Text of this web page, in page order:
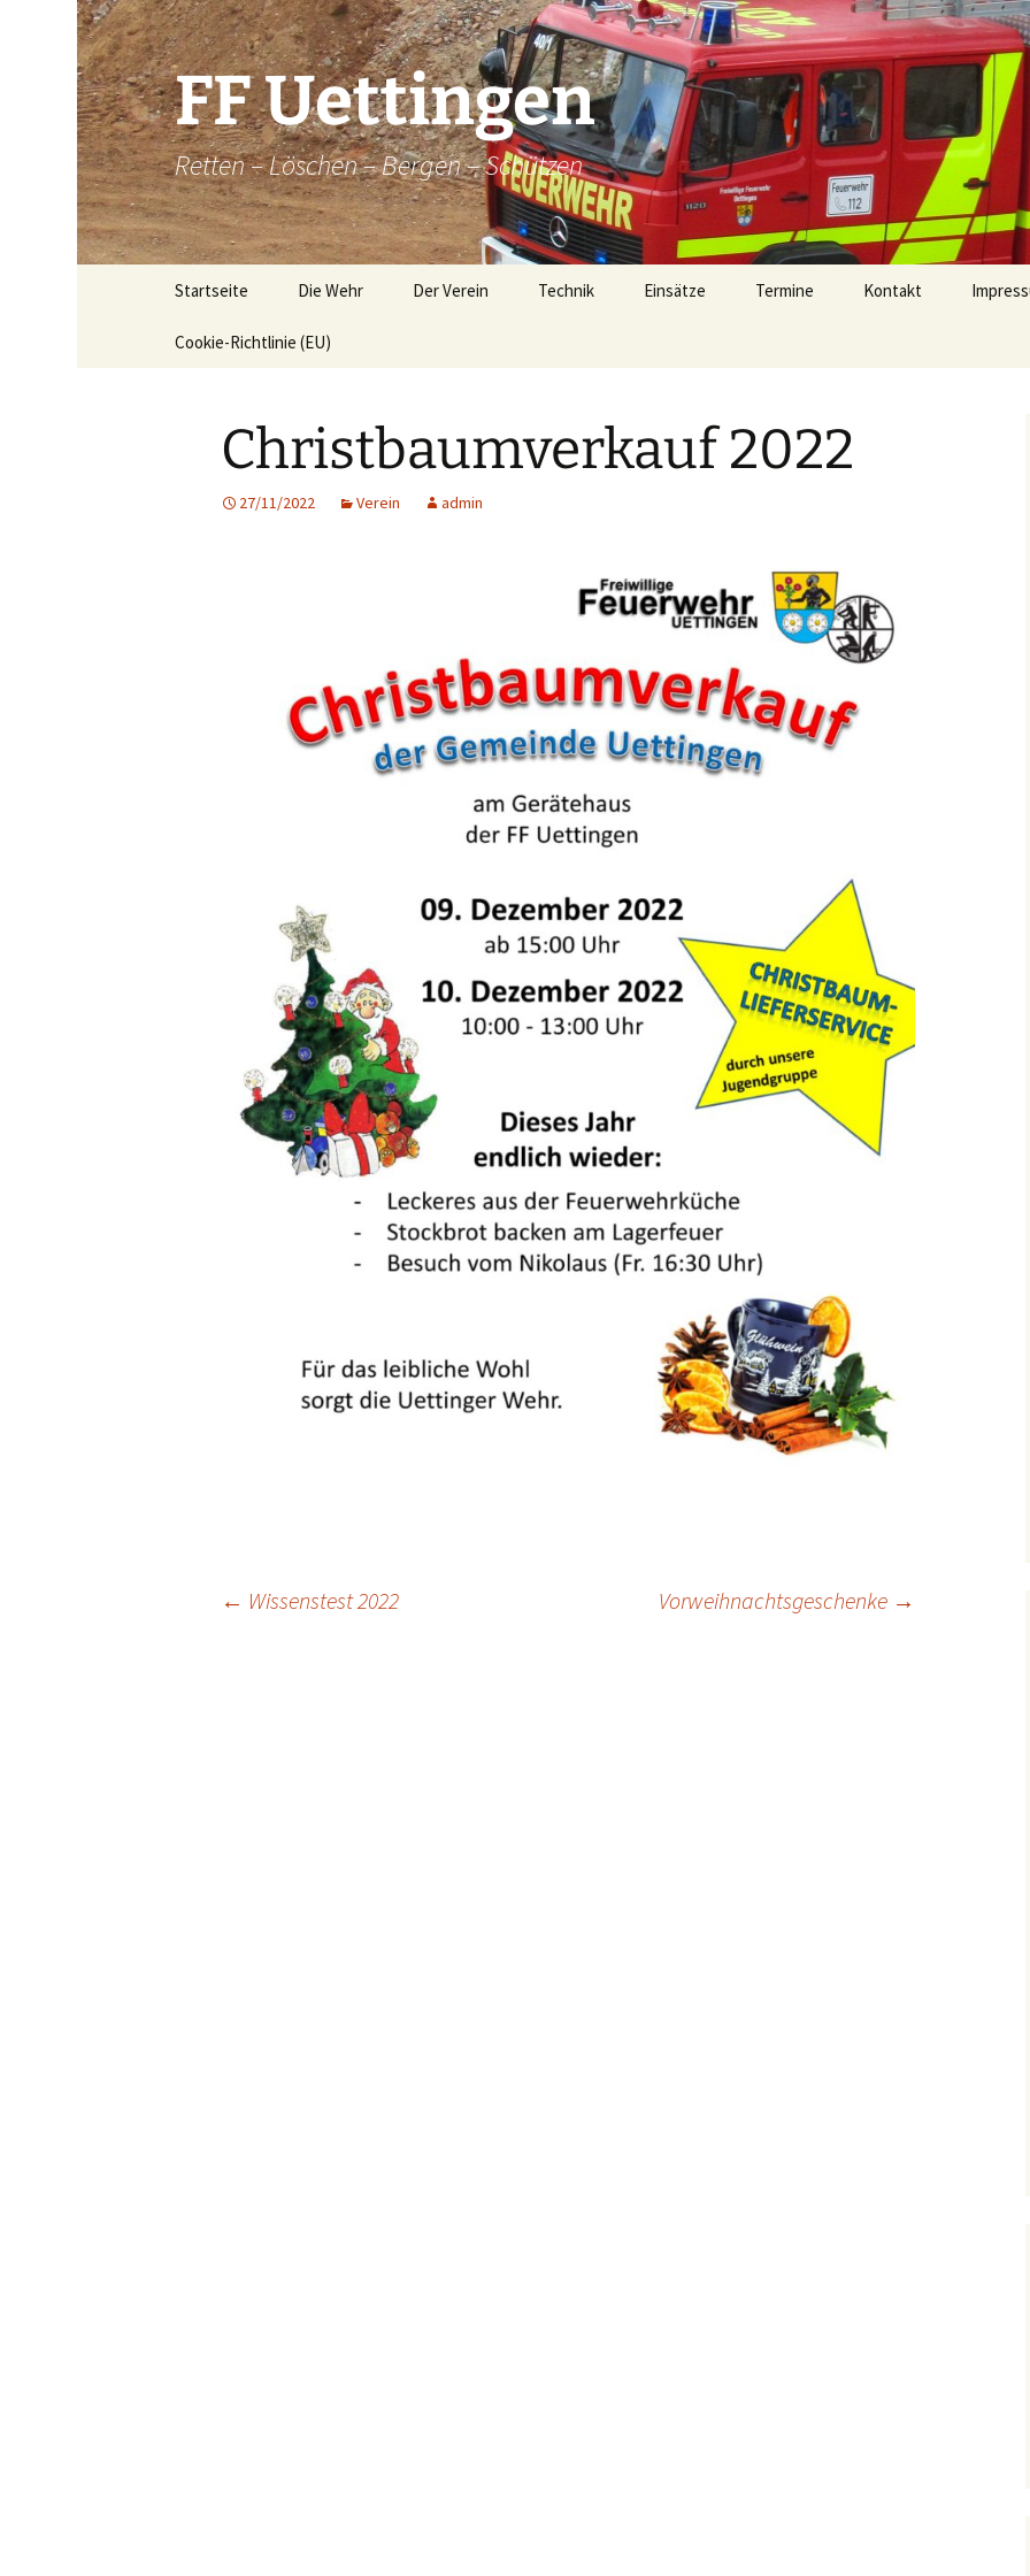
Zum
Inhalt
springen
FF Uettingen
Retten – Löschen – Bergen – Schützen
Startseite Die Wehr
Die Wehr
Atemschutz
Maschinisten
Nachwuchs gesucht!
Der Verein
Historische
Brandkatatstrophen
Dorfordnung von 1728
Technik
TSF-W (46/1)
Beschaffung
Frühere Fahrzeuge
Gerätehaus
Einsätze
Einsätze 2024
Einsätze 2021
Einsätze 2019
Einsätze 2018
Einsätze 2015
Termine Kontakt
Cookie-Richtlinie (EU)
Christbaumverkauf 2022
27/11/2022 Verein admin
Beitragsnavigation
← Wissenstest 2022 Vorweihnachtsgeschenke →